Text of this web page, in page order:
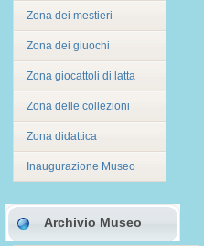
Zona dei mestieri
Zona dei giuochi
Zona giocattoli di latta
Zona delle collezioni
Zona didattica
Inaugurazione Museo
Archivio Museo